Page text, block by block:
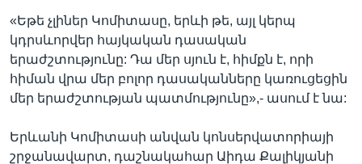
«Եթե չլիներ Կոմիտասը, երևի թե, այլ կերպ
կդրսևորվեր հայկական դասական
երաժշտությունը: Դա մեր սյուն է, հիմքն է, որի
հիման վրա մեր բոլոր դասականները կառուցեցին
մեր երաժշտության պատմությունը»,- ասում է նա:
Երևանի Կոմիտասի անվան կոնսերվատորիայի
շրջանավարտ, դաշնակահար Աիդա Քալիկյանի